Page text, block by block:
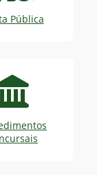
Pública